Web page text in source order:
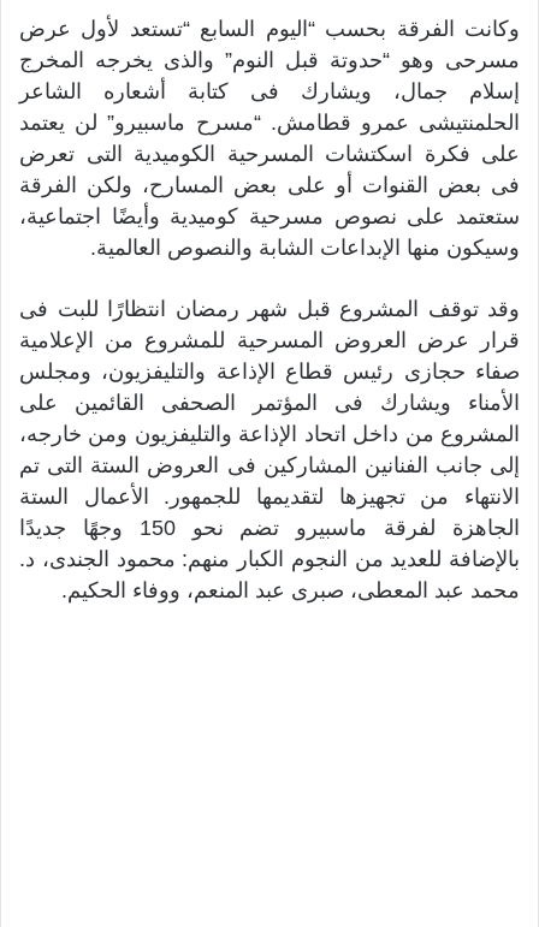
وكانت الفرقة بحسب “اليوم السابع “تستعد لأول عرض
مسرحى وهو “حدوتة قبل النوم” والذى يخرجه المخرج
إسلام جمال، ويشارك فى كتابة أشعاره الشاعر
الحلمنتيشى عمرو قطامش. “مسرح ماسبيرو” لن يعتمد
على فكرة اسكتشات المسرحية الكوميدية التى تعرض
فى بعض القنوات أو على بعض المسارح، ولكن الفرقة
ستعتمد على نصوص مسرحية كوميدية وأيضًا اجتماعية،
وسيكون منها الإبداعات الشابة والنصوص العالمية.
وقد توقف المشروع قبل شهر رمضان انتظارًا للبت فى
قرار عرض العروض المسرحية للمشروع من الإعلامية
صفاء حجازى رئيس قطاع الإذاعة والتليفزيون، ومجلس
الأمناء ويشارك فى المؤتمر الصحفى القائمين على
المشروع من داخل اتحاد الإذاعة والتليفزيون ومن خارجه،
إلى جانب الفنانين المشاركين فى العروض الستة التى تم
الانتهاء من تجهيزها لتقديمها للجمهور. الأعمال الستة
الجاهزة لفرقة ماسبيرو تضم نحو 150 وجهًا جديدًا
بالإضافة للعديد من النجوم الكبار منهم: محمود الجندى، د.
محمد عبد المعطى، صبرى عبد المنعم، ووفاء الحكيم.